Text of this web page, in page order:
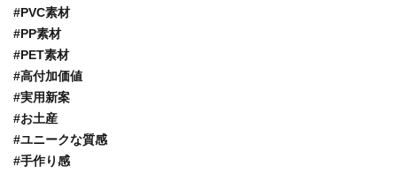
#PVC素材
#PP素材
#PET素材
#高付加価値
#実用新案
#お土産
#ユニークな質感
#手作り感